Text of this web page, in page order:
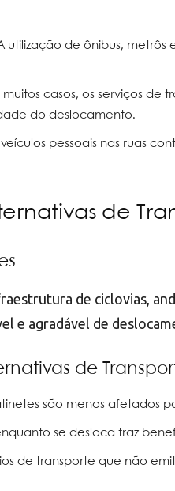
utilização de ônibus, metrôs
muitos casos, os serviços de
do deslocamento.
pessoais nas ruas
de
de ciclovias,
e agradável de
de
são menos afetados
se desloca traz
de transporte que não